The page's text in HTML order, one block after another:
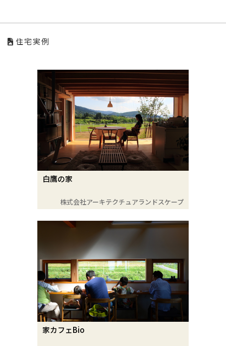
住宅実例
白鷹の家
株式会社アーキテクチュアランドスケープ
家カフェBio